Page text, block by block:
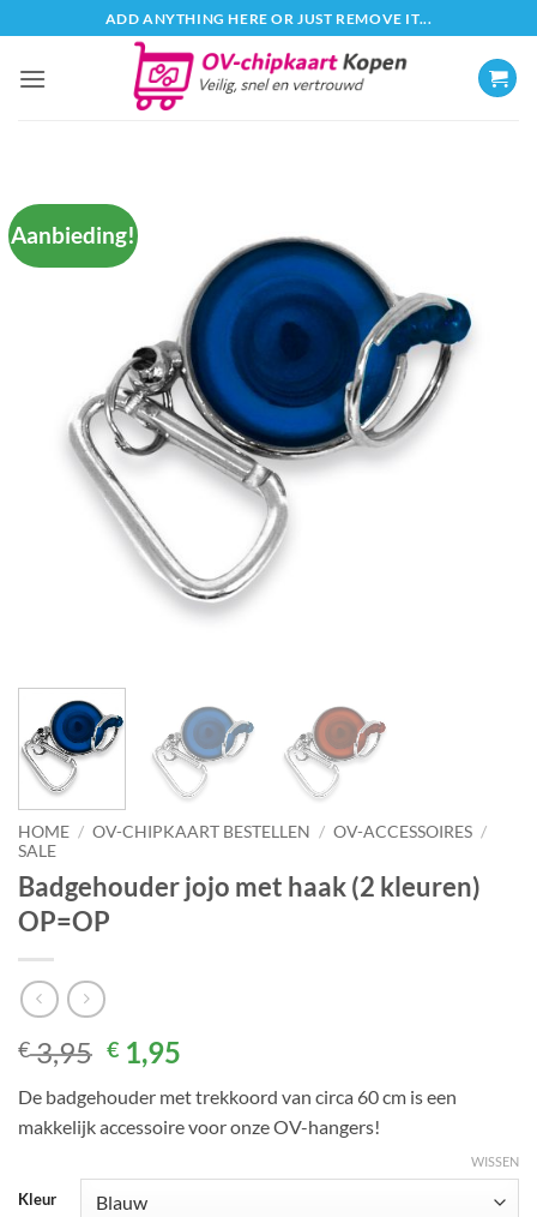
naar
inhoud
ADD ANYTHING HERE OR JUST REMOVE IT...
Aanbieding!
HOME / OV-CHIPKAART BESTELLEN / OV-ACCESSOIRES /
SALE
Badgehouder jojo met haak (2 kleuren)
OP=OP
€3,95 Oorspronkelijke
prijs
was:
€ 3,95.
€ 1,95
is:
€ 1,95.
De badgehouder met trekkoord van circa 60 cm is een
makkelijk accessoire voor onze OV-hangers!
Kleur
WISSEN